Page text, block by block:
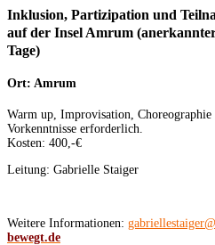
Inklusion, Partizipation und
auf der Insel Amrum
Tage)
Ort: Amrum
Warm up, Improvisation,
Vorkenntnisse erforderlich.
Kosten: 400,-€
Leitung: Gabrielle Staiger
Weitere Informationen:
bewegt.de